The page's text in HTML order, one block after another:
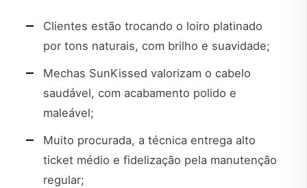
Clientes estão trocando o loiro platinado
por tons naturais, com brilho e suavidade;
Mechas SunKissed valorizam o cabelo
saudável, com acabamento polido e
maleável;
Muito procurada, a técnica entrega alto
ticket médio e fidelização pela manutenção
regular;